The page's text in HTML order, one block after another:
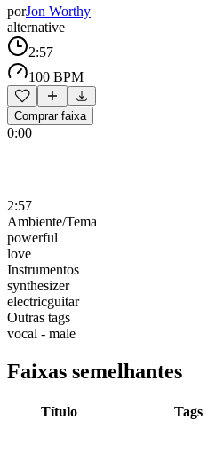
porJon Worthy
alternative
2:57
100 BPM
Comprar faixa
0:00
2:57
Ambiente/Tema
powerful
love
Instrumentos
synthesizer
electricguitar
Outras tags
vocal - male
Faixas semelhantes
Título Tags